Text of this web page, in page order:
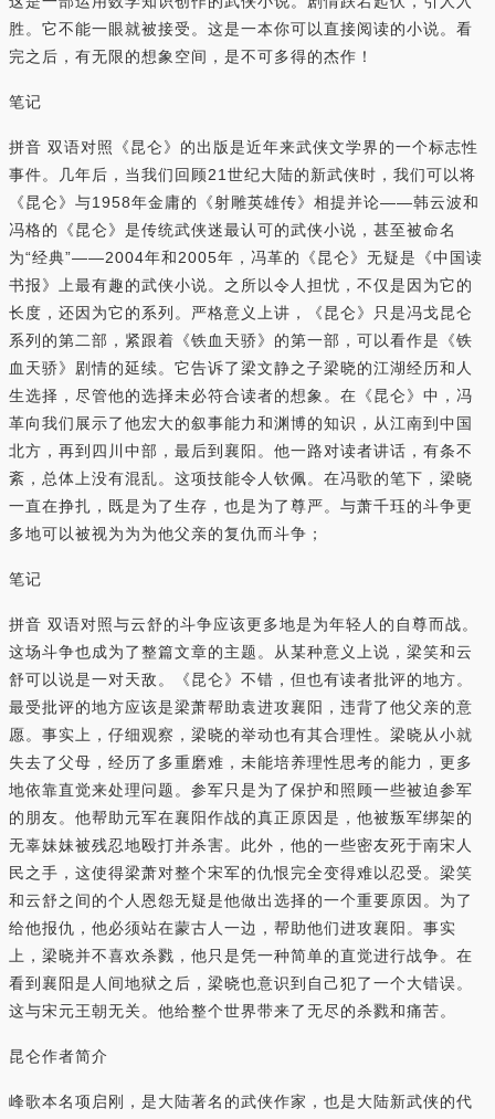
胜。它不能一眼就被接受。这是一本你可以直接阅读的小说。看
完之后，有无限的想象空间，是不可多得的杰作！
笔记
拼音 双语对照《昆仑》的出版是近年来武侠文学界的一个标志性
事件。几年后，当我们回顾21世纪大陆的新武侠时，我们可以将
《昆仑》与1958年金庸的《射雕英雄传》相提并论——韩云波和
冯格的《昆仑》是传统武侠迷最认可的武侠小说，甚至被命名
为“经典”——2004年和2005年，冯革的《昆仑》无疑是《中国读
书报》上最有趣的武侠小说。之所以令人担忧，不仅是因为它的
长度，还因为它的系列。严格意义上讲，《昆仑》只是冯戈昆仑
系列的第二部，紧跟着《铁血天骄》的第一部，可以看作是《铁
血天骄》剧情的延续。它告诉了梁文静之子梁晓的江湖经历和人
生选择，尽管他的选择未必符合读者的想象。在《昆仑》中，冯
革向我们展示了他宏大的叙事能力和渊博的知识，从江南到中国
北方，再到四川中部，最后到襄阳。他一路对读者讲话，有条不
紊，总体上没有混乱。这项技能令人钦佩。在冯歌的笔下，梁晓
一直在挣扎，既是为了生存，也是为了尊严。与萧千珏的斗争更
多地可以被视为为为他父亲的复仇而斗争；
笔记
拼音 双语对照与云舒的斗争应该更多地是为年轻人的自尊而战。
这场斗争也成为了整篇文章的主题。从某种意义上说，梁笑和云
舒可以说是一对天敌。《昆仑》不错，但也有读者批评的地方。
最受批评的地方应该是梁萧帮助袁进攻襄阳，违背了他父亲的意
愿。事实上，仔细观察，梁晓的举动也有其合理性。梁晓从小就
失去了父母，经历了多重磨难，未能培养理性思考的能力，更多
地依靠直觉来处理问题。参军只是为了保护和照顾一些被迫参军
的朋友。他帮助元军在襄阳作战的真正原因是，他被叛军绑架的
无辜妹妹被残忍地殴打并杀害。此外，他的一些密友死于南宋人
民之手，这使得梁萧对整个宋军的仇恨完全变得难以忍受。梁笑
和云舒之间的个人恩怨无疑是他做出选择的一个重要原因。为了
给他报仇，他必须站在蒙古人一边，帮助他们进攻襄阳。事实
上，梁晓并不喜欢杀戮，他只是凭一种简单的直觉进行战争。在
看到襄阳是人间地狱之后，梁晓也意识到自己犯了一个大错误。
这与宋元王朝无关。他给整个世界带来了无尽的杀戮和痛苦。
昆仑作者简介
峰歌本名项启刚，是大陆著名的武侠作家，也是大陆新武侠的代